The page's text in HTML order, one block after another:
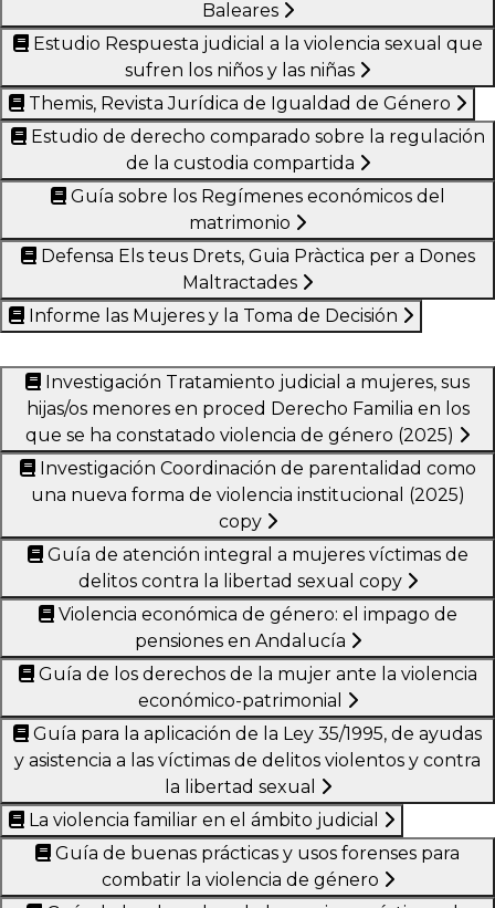
Baleares
Estudio Respuesta judicial a la violencia sexual que
sufren los niños y las niñas
Themis, Revista Jurídica de Igualdad de Género
Estudio de derecho comparado sobre la regulación
de la custodia compartida
Guía sobre los Regímenes económicos del
matrimonio
Defensa Els teus Drets, Guia Pràctica per a Dones
Maltractades
Informe las Mujeres y la Toma de Decisión
hijas/os menores en proced Derecho Familia en los
que se ha constatado violencia de género (2025)
Investigación Coordinación de parentalidad como
una nueva forma de violencia institucional (2025)
copy
Guía de atención integral a mujeres víctimas de
delitos contra la libertad sexual copy
Violencia económica de género: el impago de
pensiones en Andalucía
Guía de los derechos de la mujer ante la violencia
económico-patrimonial
y asistencia a las víctimas de delitos violentos y contra
la libertad sexual
La violencia familiar en el ámbito judicial
combatir la violencia de género